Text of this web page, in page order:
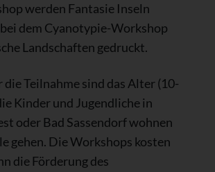
werden Fantasie Inseln
dem Cyanotypie-Workshop
Landschaften gedruckt.
die Teilnahme sind das Alter (10-
Kinder und Jugendliche in
oder Bad Sassendorf wohnen
gehen. Die Workshops kosten
die Förderung des